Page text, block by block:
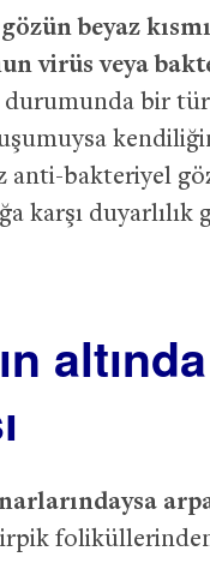
gözün beyaz
virüs veya
durumunda bir
anti-bakteriyel
karşı